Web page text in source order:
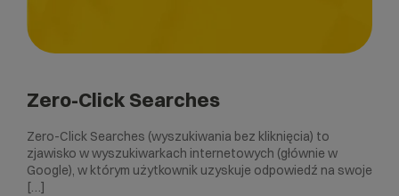
Zero-Click Searches
Zero-Click Searches (wyszukiwania bez kliknięcia) to
zjawisko w wyszukiwarkach internetowych (głównie w
Google), w którym użytkownik uzyskuje odpowiedź na swoje
[…]